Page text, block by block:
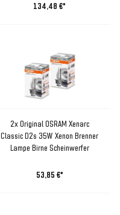
134,48 €*
2x Original OSRAM Xenarc
Classic D2s 35W Xenon Brenner
Lampe Birne Scheinwerfer
53,85 €*